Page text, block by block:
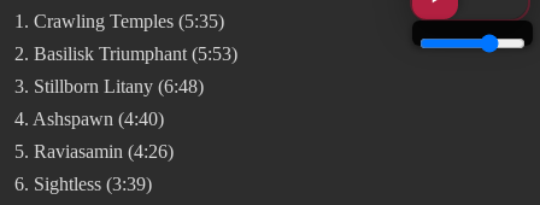
1. Crawling Temples (5:35)
2. Basilisk Triumphant (5:53)
3. Stillborn Litany (6:48)
4. Ashspawn (4:40)
5. Raviasamin (4:26)
6. Sightless (3:39)